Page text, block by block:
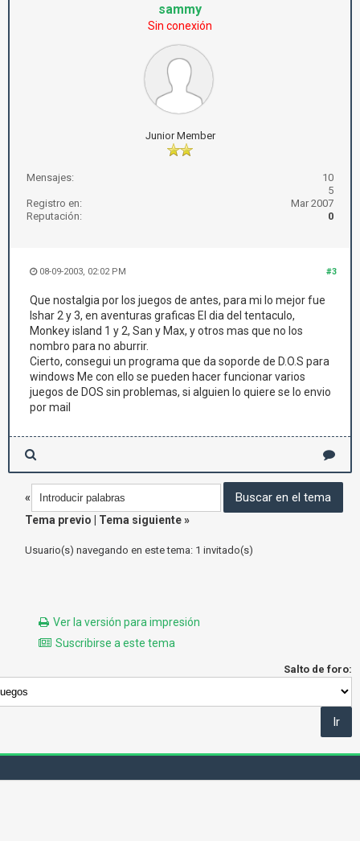
sammy
Sin conexión
Junior Member
Mensajes:
10
5
Registro en:
Mar 2007
Reputación:
0
#3
08-09-2003, 02:02 PM
Que nostalgia por los juegos de antes, para mi lo mejor fue
Ishar 2 y 3, en aventuras graficas El dia del tentaculo,
Monkey island 1 y 2, San y Max, y otros mas que no los
nombro para no aburrir.
Cierto, consegui un programa que da soporde de D.O.S para
windows Me con ello se pueden hacer funcionar varios
juegos de DOS sin problemas, si alguien lo quiere se lo envio
por mail
«
Tema previo
Tema siguiente»
Usuario(s) navegando en este tema: 1 invitado(s)
Ver la versión para impresión
Suscribirse a este tema
Salto de foro: